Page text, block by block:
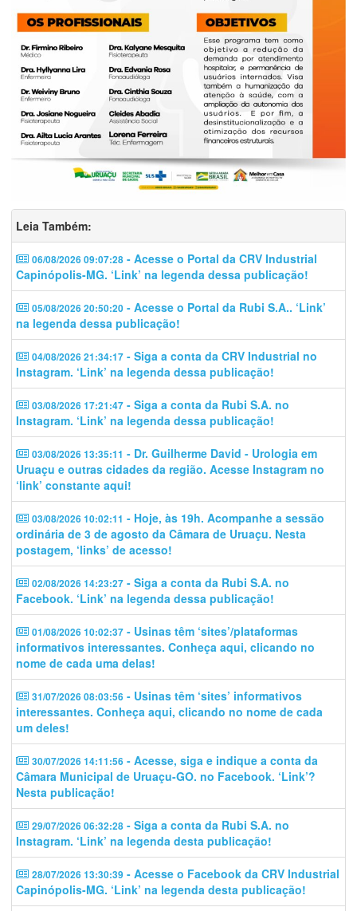
Leia Também:
06/08/2026 09:07:28 - Acesse o Portal da CRV Industrial
Capinópolis-MG. ‘Link’ na legenda dessa publicação!
05/08/2026 20:50:20 - Acesse o Portal da Rubi S.A.. ‘Link’
na legenda dessa publicação!
04/08/2026 21:34:17 - Siga a conta da CRV Industrial no
Instagram. ‘Link’ na legenda dessa publicação!
03/08/2026 17:21:47 - Siga a conta da Rubi S.A. no
Instagram. ‘Link’ na legenda dessa publicação!
03/08/2026 13:35:11 - Dr. Guilherme David - Urologia em
Uruaçu e outras cidades da região. Acesse Instagram no
‘link’ constante aqui!
03/08/2026 10:02:11 - Hoje, às 19h. Acompanhe a sessão
ordinária de 3 de agosto da Câmara de Uruaçu. Nesta
postagem, ‘links’ de acesso!
02/08/2026 14:23:27 - Siga a conta da Rubi S.A. no
Facebook. ‘Link’ na legenda dessa publicação!
01/08/2026 10:02:37 - Usinas têm ‘sites’/plataformas
informativos interessantes. Conheça aqui, clicando no
nome de cada uma delas!
31/07/2026 08:03:56 - Usinas têm ‘sites’ informativos
interessantes. Conheça aqui, clicando no nome de cada
um deles!
30/07/2026 14:11:56 - Acesse, siga e indique a conta da
Câmara Municipal de Uruaçu-GO. no Facebook. ‘Link’?
Nesta publicação!
29/07/2026 06:32:28 - Siga a conta da Rubi S.A. no
Instagram. ‘Link’ na legenda desta publicação!
28/07/2026 13:30:39 - Acesse o Facebook da CRV Industrial
Capinópolis-MG. ‘Link’ na legenda desta publicação!